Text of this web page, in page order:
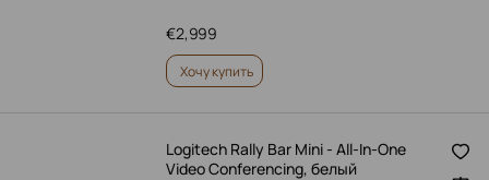
2,999
€
Хочу купить
Logitech Rally Bar Mini - All-In-One
Video Conferencing, белый